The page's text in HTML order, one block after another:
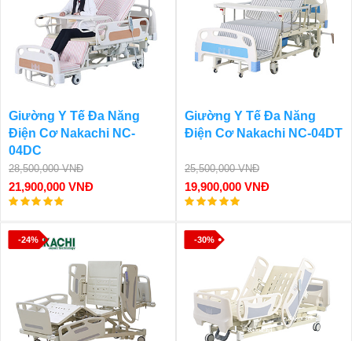
Giường Y Tế Đa Năng
Điện Cơ Nakachi NC-
04DC
28,500,000 VNĐ
21,900,000 VNĐ
Giường Y Tế Đa Năng
Điện Cơ Nakachi NC-04DT
25,500,000 VNĐ
19,900,000 VNĐ
-24% -30%